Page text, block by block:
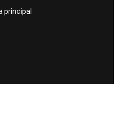
principal